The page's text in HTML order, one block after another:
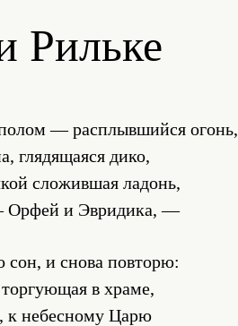
Рильке
— расплывшийся огонь,
глядящаяся дико,
сложившая ладонь,
Орфей и Эвридика, —
сон, и снова повторю:
в храме,
к небесному Царю